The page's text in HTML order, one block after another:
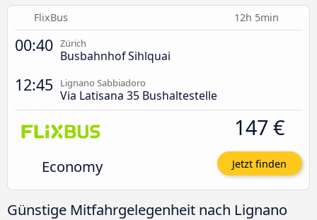
FlixBus 12h 5min
00:40 Zürich
Busbahnhof Sihlquai
12:45 Lignano Sabbiadoro
Via Latisana 35 Bushaltestelle
Economy
147 €
Jetzt finden
Günstige Mitfahrgelegenheit nach Lignano